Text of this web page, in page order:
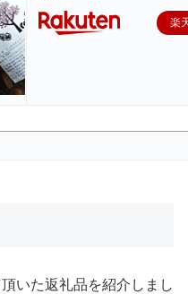
楽
いた返礼品を紹介しまし